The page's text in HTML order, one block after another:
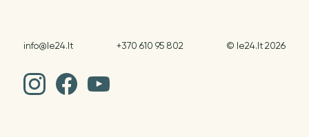
info@le24.lt +370 610 95 802 © le24.lt 2026